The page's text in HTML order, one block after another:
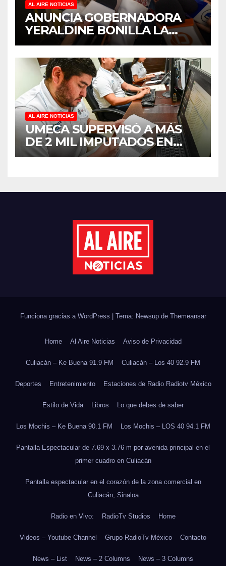
AL AIRE NOTICIAS
ANUNCIA GOBERNADORA
YERALDINE BONILLA LA
REAPERTURA DEL
PROGRAMA “PONTE AL
CORRIENTE” PARA APOYAR
LA ECONOMÍA FAMILIAR EN
SINALOA
AL AIRE NOTICIAS
UMECA SUPERVISÓ A MÁS
DE 2 MIL IMPUTADOS EN
SINALOA DURANTE EL
Funciona gracias a WordPress Tema: Newsup de Themeansar
Home Al Aire Noticias Aviso de Privacidad
Culiacán – Ke Buena 91.9 FM Culiacán – Los 40 92.9 FM
Deportes Entretenimiento Estaciones de Radio Radiotv México
Estilo de Vida Libros Lo que debes de saber
Los Mochis – Ke Buena 90.1 FM Los Mochis – LOS 40 94.1 FM
Pantalla Espectacular de 7.69 x 3.76 m por avenida principal en el
primer cuadro en Culiacán
Pantalla espectacular en el corazón de la zona comercial en
Culiacán, Sinaloa
Radio en Vivo: RadioTv Studios Home
Videos – Youtube Channel Grupo RadioTv México Contacto
News – List News – 2 Columns News – 3 Columns